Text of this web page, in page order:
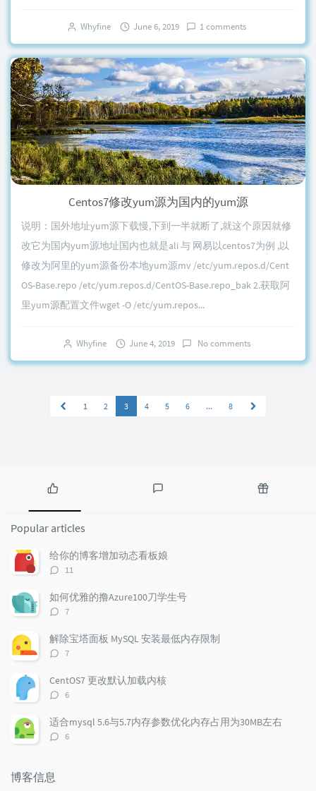
Whyfine June 6, 2019 1 comments
Centos7修改yum源为国内的yum源
说明：国外地址yum源下载慢,下到一半就断了,就这个原因就修
改它为国内yum源地址国内也就是ali 与 网易以centos7为例 ,以
修改为阿里的yum源备份本地yum源mv /etc/yum.repos.d/Cent
OS-Base.repo /etc/yum.repos.d/CentOS-Base.repo_bak 2.获取阿
里yum源配置文件wget -O /etc/yum.repos...
Whyfine June 4, 2019 No comments
1 2 3 4 5 6 ... 8
P
p
u
l
a
r
a
r
t
i
l
e
e
s
c
o
m
t
Popular articles
给你的博客增加动态看板娘
评
数：
11
如何优雅的撸Azure100刀学生号
评
数：
7
解除宝塔面板 MySQL 安装最低内存限制
评
数：
7
CentOS7 更改默认加载内核
评
数：
6
适合mysql 5.6与5.7内存参数优化内存占用为30MB左右
评
6
博客信息